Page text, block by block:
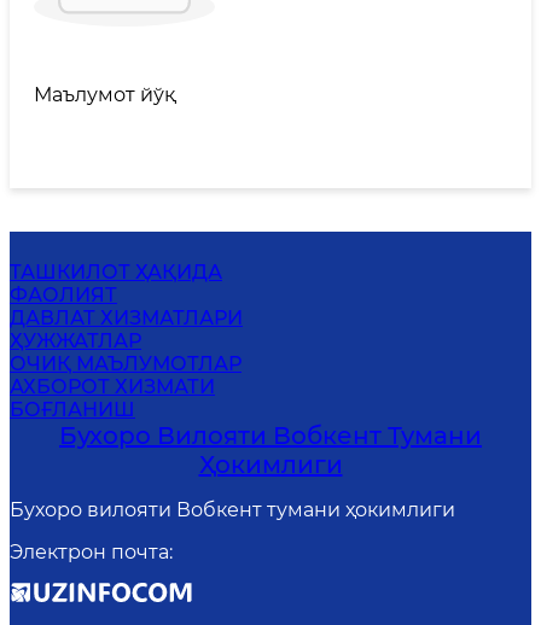
Маълумот йўқ
ТАШКИЛОТ ҲАҚИДА
ФАОЛИЯТ
ДАВЛАТ ХИЗМАТЛАРИ
ҲУЖЖАТЛАР
ОЧИҚ МАЪЛУМОТЛАР
АХБОРОТ ХИЗМАТИ
БОҒЛАНИШ
Бухоро Вилояти Вобкент Тумани
Ҳокимлиги
Бухоро вилояти Вобкент тумани ҳокимлиги
Электрон почта: